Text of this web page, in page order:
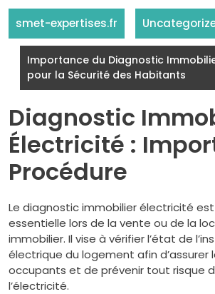
smet-expertises.fr
Importance du Diagnostic
pour la Sécurité des Habitants
Diagnostic
Électricité :
Procédure
Le diagnostic immobilier électricité
essentielle lors de la vente ou de la
immobilier. Il vise à vérifier l’état de
électrique du logement afin d’assurer
occupants et de prévenir tout risque
l’électricité.